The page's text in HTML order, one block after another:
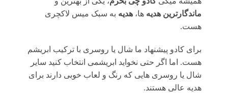
ماندگارترین هدیه ها، هدیه به سبک میس لاکچری
هست.
برای کادو پیشنهاد ما شال یا روسری با ترکیب ابریشم
هست. اما اگر حتی نخواید ابریشمی انتخاب کنید سایر
شال یا روسری هایی که رنگ و لعاب خوبی دارند برای
هدیه عالی هستند.